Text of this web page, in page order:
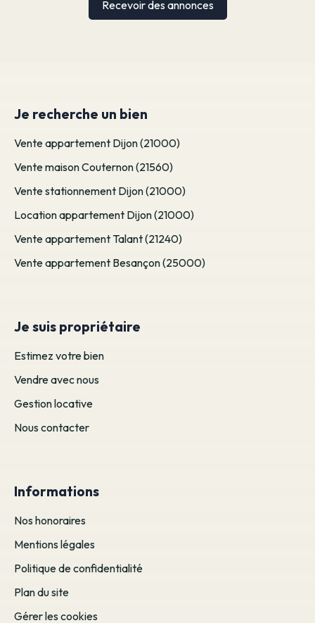
Recevoir des annonces
Je recherche un bien
Vente appartement Dijon (21000)
Vente maison Couternon (21560)
Vente stationnement Dijon (21000)
Location appartement Dijon (21000)
Vente appartement Talant (21240)
Vente appartement Besançon (25000)
Je suis propriétaire
Estimez votre bien
Vendre avec nous
Gestion locative
Nous contacter
Informations
Nos honoraires
Mentions légales
Politique de confidentialité
Plan du site
Gérer les cookies